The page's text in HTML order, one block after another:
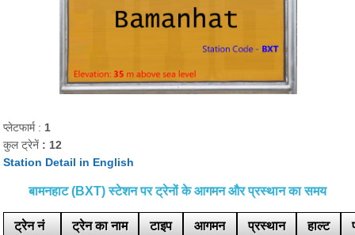
प्लेटफार्म : 1
कुल ट्रेनें : 12
Station Detail in English
बामनहाट (BXT) स्टेशन पर ट्रेनों के आगमन और प्रस्थान का समय
ट्रेन नं ट्रेन का नाम टाइप आगमन प्रस्थान हाल्ट